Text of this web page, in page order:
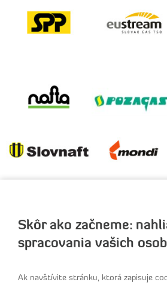
Skôr ako začneme:
spracovania vašich
Ak navštívite stránku, ktorá zapisuje
STENDHAL, s.r.o.
Račianska 126
831 54 Bratislava 34
IČO: 31333109